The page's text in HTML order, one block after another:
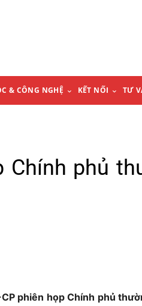
& CÔNG NGHỆ KẾT NỐI TƯ
Chính phủ
phiên họp Chính phủ